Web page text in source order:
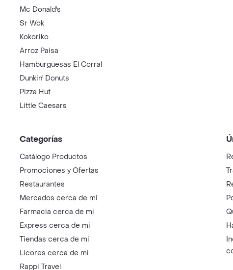
Mc Donald's
Sr Wok
Kokoriko
Arroz Paisa
Hamburguesas El Corral
Dunkin' Donuts
Pizza Hut
Little Caesars
Categorías
Catálogo Productos
Promociones y Ofertas
Restaurantes
Mercados cerca de mi
Farmacia cerca de mi
Express cerca de mi
Tiendas cerca de mi
Licores cerca de mi
Rappi Travel